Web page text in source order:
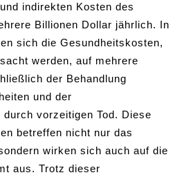
indirekten Kosten des
Billionen Dollar jährlich. In
sich die Gesundheitskosten,
werden, auf mehrere
der Behandlung
und der
vorzeitigen Tod. Diese
betreffen nicht nur das
wirken sich auch auf die
aus. Trotz dieser